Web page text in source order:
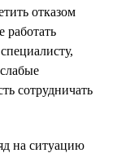
отказом
работать
сотрудничать
на ситуацию